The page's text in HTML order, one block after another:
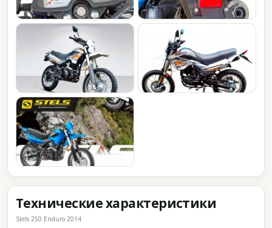
Технические характеристики
Stels 250 Enduro 2014